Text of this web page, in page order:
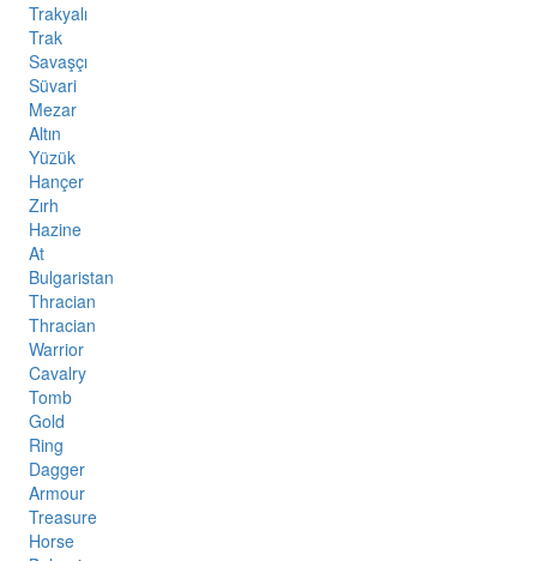
Trakyalı
Trak
Savaşçı
Süvari
Mezar
Altın
Yüzük
Hançer
Zırh
Hazine
At
Bulgaristan
Thracian
Thracian
Warrior
Cavalry
Tomb
Gold
Ring
Dagger
Armour
Treasure
Horse